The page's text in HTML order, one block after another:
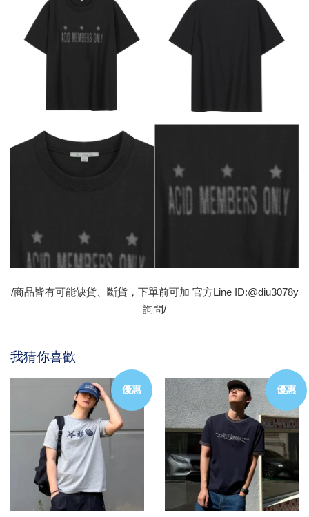
/商品皆有可能缺貨、斷貨，下單前可加 官方Line ID:@diu3078y
詢問/
我猜你喜歡
優惠 優惠